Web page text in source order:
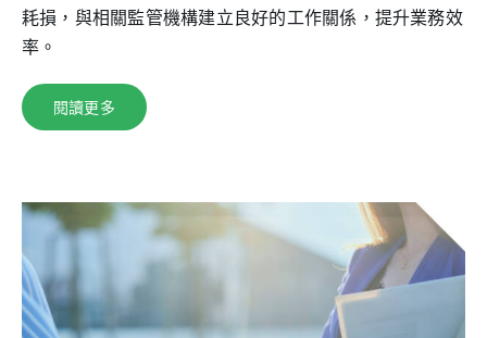
耗損，與相關監管機構建立良好的工作關係，提升業務效
率。
閱讀更多